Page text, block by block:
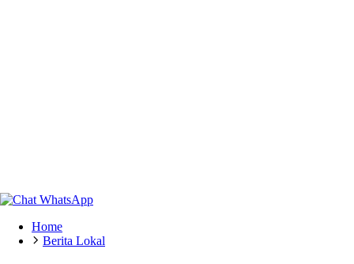
Home
Berita Lokal